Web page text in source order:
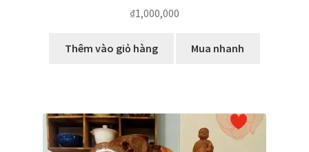
₫1,000,000
Thêm vào giỏ hàng Mua nhanh